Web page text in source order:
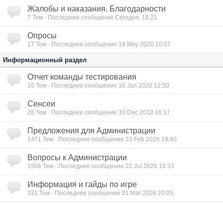
Жалобы и наказания. Благодарности
7 Тем · Последнее сообщение Сегодня, 18:21
Опросы
17 Тем · Последнее сообщение 19 May 2020 10:57
Информационный раздел
Отчет команды тестирования
10 Тем · Последнее сообщение 16 Jan 2020 12:50
Сенсеи
26 Тем · Последнее сообщение 30 Dec 2018 16:17
Предложения для Администрации
1471 Тем · Последнее сообщение 23 Feb 2026 19:40
Вопросы к Администрации
1506 Тем · Последнее сообщение 22 Jul 2026 18:33
Информация и гайды по игре
331 Тем · Последнее сообщение 01 Mar 2026 20:05